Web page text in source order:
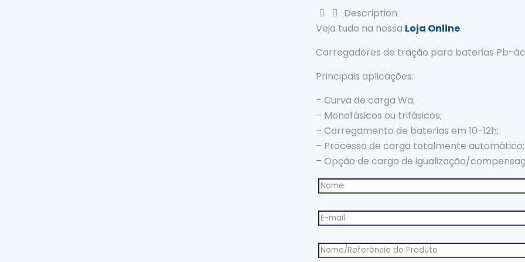
Description
Veja tudo na nossa Loja Online.
Carregadores de tração para baterias Pb-
Principais aplicações:
– Curva de carga Wa;
– Monofásicos ou trifásicos;
– Carregamento de baterias em 10-12h;
– Processo de carga totalmente automático;
– Opção de carga de igualização/